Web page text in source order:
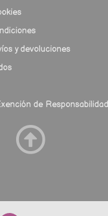
y devoluciones
de Responsabilidad